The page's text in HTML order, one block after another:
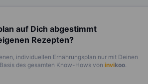
auf Dich abgestimmt
Rezepten?
individuellen Ernährungsplan nur mit Deinen
des gesamten Know-Hows von invikoo.